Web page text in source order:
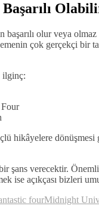
başarılı olur veya
çok gerçekçi bir
ilginç:
Four
hikâyelere dönüşmesi
şans verecektir.
ise açıkçası bizleri
fourMidnight